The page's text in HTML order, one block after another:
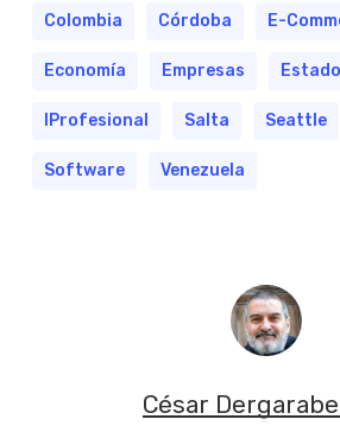
Colombia Córdoba E-
Economía Empresas
IProfesional Salta Seattle
Software Venezuela
César